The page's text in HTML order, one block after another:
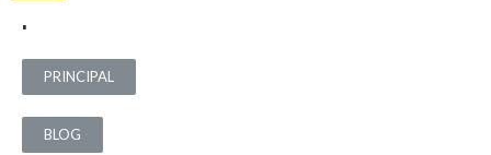
.
PRINCIPAL
BLOG